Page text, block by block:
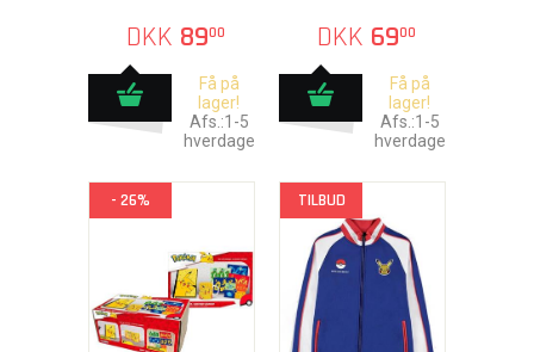
DKK 8900
Få på
lager!
Afs.:1-5
hverdage
DKK 6900
Få på
lager!
Afs.:1-5
hverdage
- 26% TILBUD